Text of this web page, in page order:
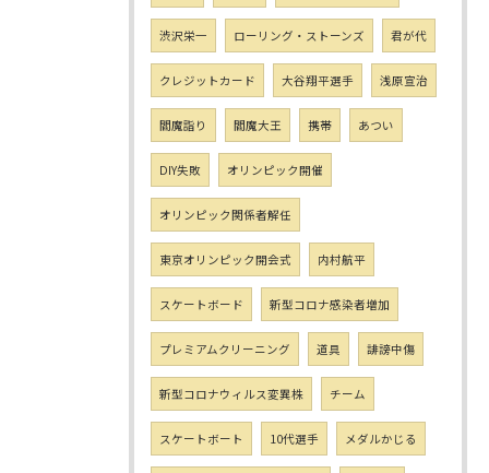
渋沢栄一 ローリング・ストーンズ 君が代
クレジットカード 大谷翔平選手 浅原宣治
閻魔詣り 閻魔大王 携帯 あつい
DIY失敗 オリンピック開催
オリンピック関係者解任
東京オリンピック開会式 内村航平
スケートボード 新型コロナ感染者増加
プレミアムクリーニング 道具 誹謗中傷
新型コロナウィルス変異株 チーム
スケートボート 10代選手 メダルかじる